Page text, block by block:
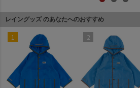
レイングッズ のあなたへのおすすめ
1 2